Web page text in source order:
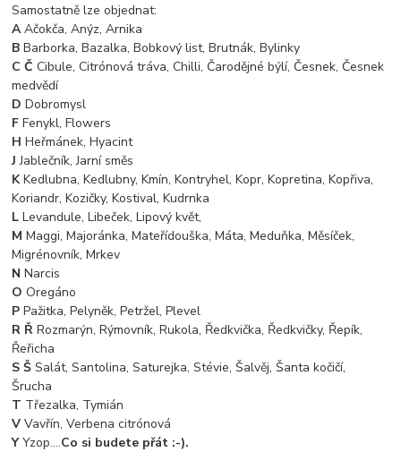
Samostatně lze objednat:
AAčokča, Anýz, Arnika
BBarborka, Bazalka, Bobkový list, Brutnák, Bylinky
C Č Cibule, Citrónová tráva, Chilli, Čarodějné býlí, Česnek, Česnek
medvědí
DDobromysl
FFenykl, Flowers
HHeřmánek, Hyacint
JJablečník, Jarní směs
KKedlubna, Kedlubny, Kmín, Kontryhel, Kopr, Kopretina, Kopřiva,
Koriandr, Kozičky, Kostival, Kudrnka
LLevandule, Libeček, Lipový květ,
MMaggi, Majoránka, Mateřídouška, Máta, Meduňka, Měsíček,
Migrénovník, Mrkev
NNarcis
OOregáno
PPažitka, Pelyněk, Petržel, Plevel
R ŘRozmarýn, Rýmovník, Rukola, Ředkvička, Ředkvičky, Řepík,
Řeřicha
S ŠSalát, Santolina, Saturejka, Stévie, Šalvěj, Šanta kočičí,
Šrucha
T Třezalka, Tymián
V Vavřín, Verbena citrónová
YYzop....Co si budete přát :-).